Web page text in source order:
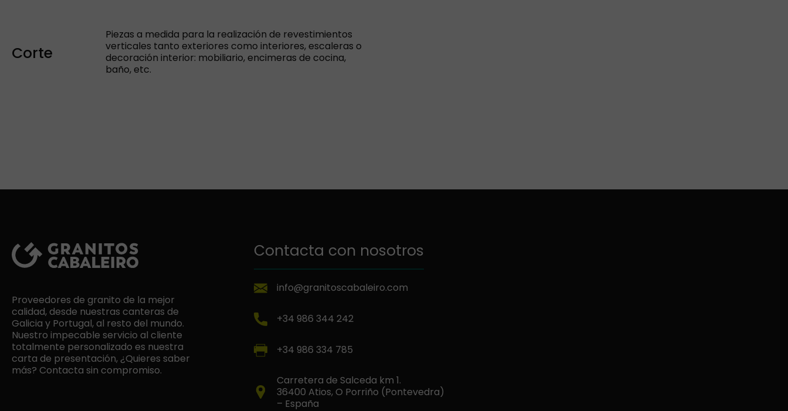
Corte
Piezas a medida para la realización de revestimientos
verticales tanto exteriores como interiores, escaleras o
decoración interior: mobiliario, encimeras de cocina,
baño, etc.
Proveedores de granito de la mejor
calidad, desde nuestras canteras de
Galicia y Portugal, al resto del mundo.
Nuestro impecable servicio al cliente
totalmente personalizado es nuestra
carta de presentación, ¿Quieres saber
más? Contacta sin compromiso.
Contacta con nosotros
info@granitoscabaleiro.com
+34 986 344 242
+34 986 334 785
Carretera de Salceda km 1.
36400 Atios, O Porriño (Pontevedra)
– España